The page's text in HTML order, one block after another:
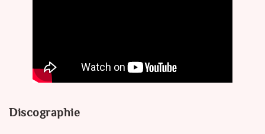
Discographie